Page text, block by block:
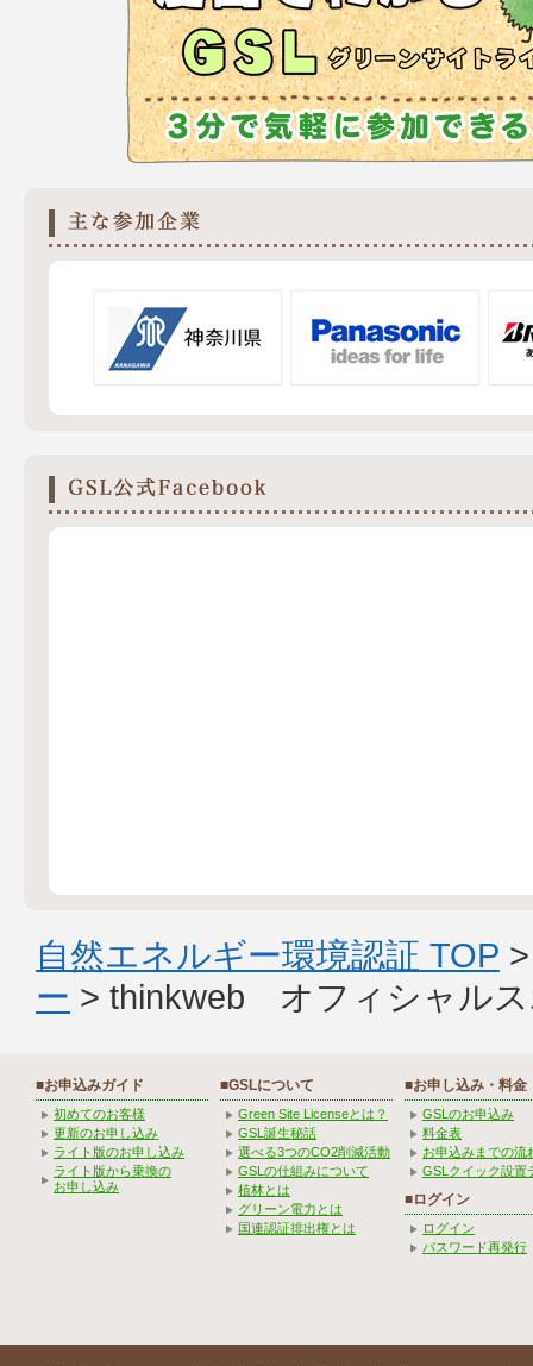
自然エネルギー環境認証 TOP
ー > thinkweb オフィシャル
■お申込みガイド
初めてのお客様
更新のお申し込み
ライト版のお申し込み
ライト版から乗換の
お申し込み
■GSLについて
Green Site Licenseとは？
GSL誕生秘話
選べる3つのCO2削減活動
GSLの仕組みについて
植林とは
グリーン電力とは
国連認証排出権とは
■お申し込み・料金
GSLのお申込み
料金表
お申込みまでの流
GSLクイック設置
■ログイン
ログイン
パスワード再発行